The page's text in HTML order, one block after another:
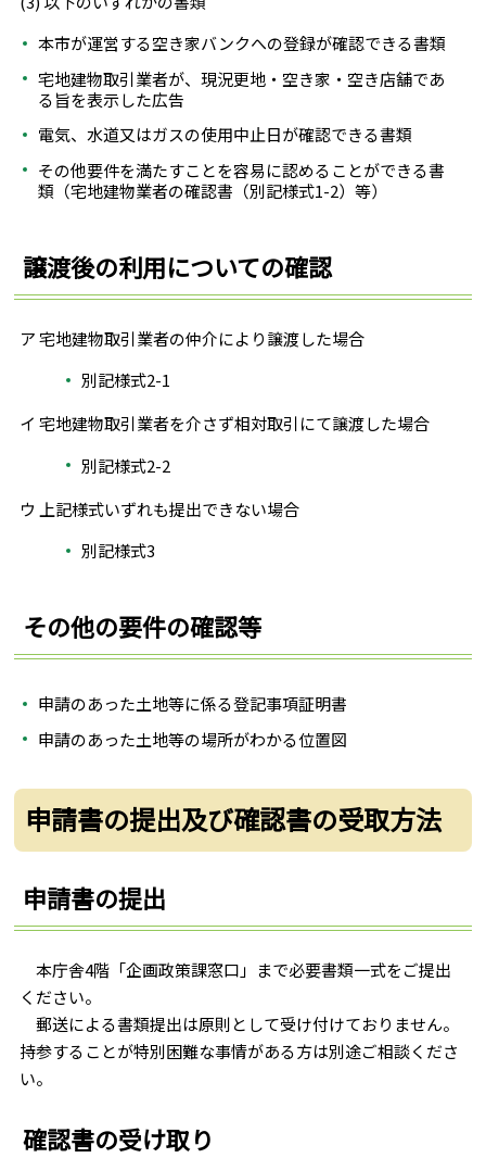
本市が運営する空き家バンクへの登録が確認できる書類
宅地建物取引業者が、現況更地・空き家・空き店舗であ
る旨を表示した広告
電気、水道又はガスの使用中止日が確認できる書類
その他要件を満たすことを容易に認めることができる書
類（宅地建物業者の確認書（別記様式1-2）等）
譲渡後の利用についての確認
ア 宅地建物取引業者の仲介により譲渡した場合
別記様式2-1
イ 宅地建物取引業者を介さず相対取引にて譲渡した場合
別記様式2-2
ウ 上記様式いずれも提出できない場合
別記様式3
その他の要件の確認等
申請のあった土地等に係る登記事項証明書
申請のあった土地等の場所がわかる位置図
申請書の提出及び確認書の受取方法
申請書の提出
本庁舎4階「企画政策課窓口」まで必要書類一式をご提出
ください。
郵送による書類提出は原則として受け付けておりません。
持参することが特別困難な事情がある方は別途ご相談くださ
い。
確認書の受け取り